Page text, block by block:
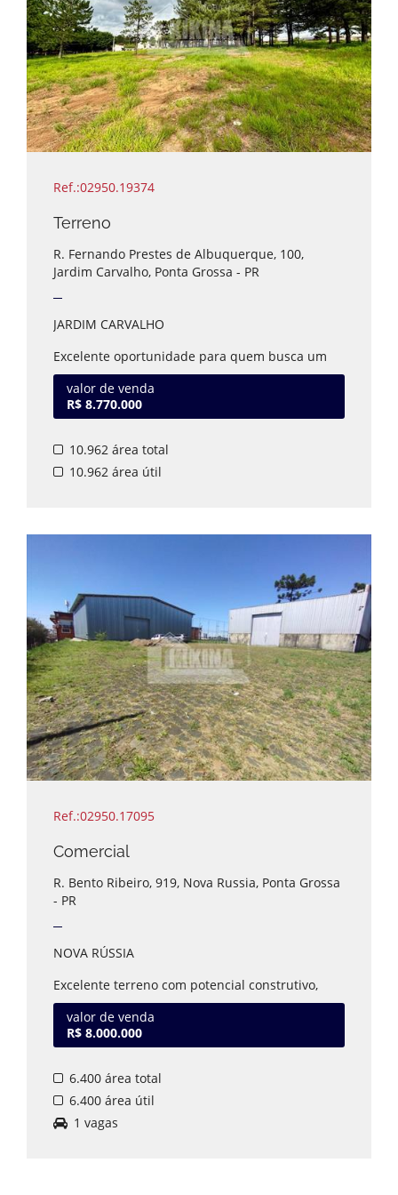
Ref.:02950.19374
Terreno
R. Fernando Prestes de Albuquerque, 100,
Jardim Carvalho, Ponta Grossa - PR
JARDIM CARVALHO
Excelente oportunidade para quem busca um
terreno comercial com grande potencial de
valorização e localização estratégica.
Este terreno de 10.962 m² está situado no Jardim
constante desenvolvimento da cidade. Sua
posição privilegiada garante fácil acesso tanto
terreno ocupa uma quadra inteira e conta com
acesso por quatro ruas (Rua Fernando Prestes
de Albuquerque, Avenida Antônio Rodrigues
Teixeira Júnior, Rua Euclídes Corrêa Ribas e Rua
Octávio de Carvalho), o que proporciona
visibilidade para o seu negócio.
Estuda-se propostas.
Valor sujeito a alteração.
Disponível para visita.
Agende seu horário com um de nossos
corretores.
valor de venda
R$ 8.770.000
10.962 área total
10.962 área útil
Ref.:02950.17095
Comercial
R. Bento Ribeiro, 919, Nova Russia, Ponta Grossa
- PR
NOVA RÚSSIA
Excelente terreno com potencial construtivo,
com frente para 04 ruas, medindo
aproximadamente 6400m².
Existindo 02 barracões com aprox 1.030,00m² de
Detalhes: campo de futebol com iluminação,
lado de supermercado, apenas 4 KM do centro.
valor de venda
R$ 8.000.000
6.400 área total
6.400 área útil
1 vagas